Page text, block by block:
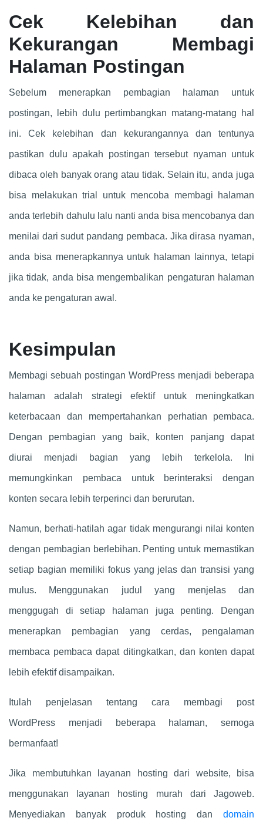
Cek Kelebihan dan
Kekurangan Membagi
Halaman Postingan
Sebelum menerapkan pembagian halaman untuk
postingan, lebih dulu pertimbangkan matang-matang hal
ini. Cek kelebihan dan kekurangannya dan tentunya
pastikan dulu apakah postingan tersebut nyaman untuk
dibaca oleh banyak orang atau tidak. Selain itu, anda juga
bisa melakukan trial untuk mencoba membagi halaman
anda terlebih dahulu lalu nanti anda bisa mencobanya dan
menilai dari sudut pandang pembaca. Jika dirasa nyaman,
anda bisa menerapkannya untuk halaman lainnya, tetapi
jika tidak, anda bisa mengembalikan pengaturan halaman
anda ke pengaturan awal.
Kesimpulan
Membagi sebuah postingan WordPress menjadi beberapa
halaman adalah strategi efektif untuk meningkatkan
keterbacaan dan mempertahankan perhatian pembaca.
Dengan pembagian yang baik, konten panjang dapat
diurai menjadi bagian yang lebih terkelola. Ini
memungkinkan pembaca untuk berinteraksi dengan
konten secara lebih terperinci dan berurutan.
Namun, berhati-hatilah agar tidak mengurangi nilai konten
dengan pembagian berlebihan. Penting untuk memastikan
setiap bagian memiliki fokus yang jelas dan transisi yang
mulus. Menggunakan judul yang menjelas dan
menggugah di setiap halaman juga penting. Dengan
menerapkan pembagian yang cerdas, pengalaman
membaca pembaca dapat ditingkatkan, dan konten dapat
lebih efektif disampaikan.
Itulah penjelasan tentang cara membagi post
WordPress menjadi beberapa halaman, semoga
bermanfaat!
Jika membutuhkan layanan hosting dari website, bisa
menggunakan layanan hosting murah dari Jagoweb.
Menyediakan banyak produk hosting dan domain